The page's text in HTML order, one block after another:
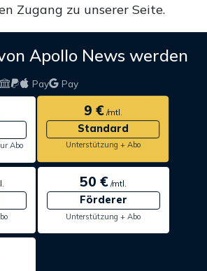
Zugang zu unserer Seite.
Apollo News werden
Pay Pay
Abo
9 €/mtl.
Standard
Unterstützung + Abo
50 € /mtl.
Förderer
Unterstützung + Abo